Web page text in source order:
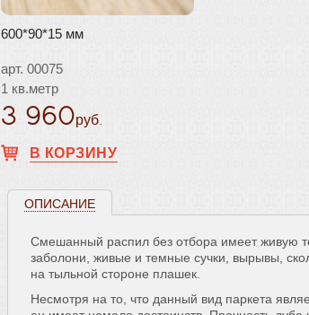
600*90*15 мм
арт. 00075
1 кв.метр
3 960руб.
В КОРЗИНУ
ОПИСАНИЕ
Смешанный распил без отбора имеет живую
заболони, живые и темные сучки, вырывы,
на тыльной стороне плашек.
Несмотря на то, что данный вид паркета